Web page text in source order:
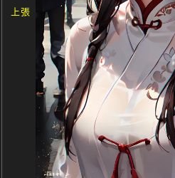
上張